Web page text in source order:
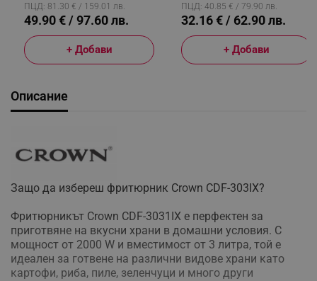
ПЦД: 81.30 € / 159.01 лв.
49.90 € / 97.60 лв.
+ Добави
ПЦД: 40.85 € / 79.90 лв.
32.16 € / 62.90 лв.
+ Добави
Описание
Защо да избереш фритюрник Crown CDF-303IX?
Фритюрникът Crown CDF-3031IX е перфектен за
приготвяне на вкусни храни в домашни условия. С
мощност от 2000 W и вместимост от 3 литра, той е
идеален за готвене на различни видове храни като
картофи, риба, пиле, зеленчуци и много други